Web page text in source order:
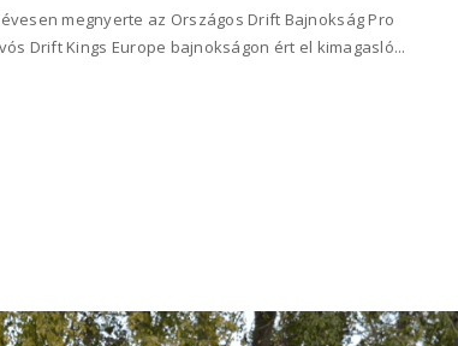
megnyerte az Országos Drift Bajnokság Pro
Drift Kings Europe bajnokságon ért el kimagasló...